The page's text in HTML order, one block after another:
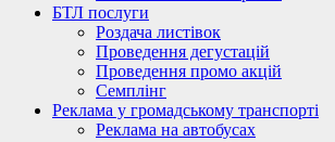
БТЛ послуги
Роздача листівок
Проведення дегустацій
Проведення промо акцій
Семплінг
Реклама у громадському транспорті
Реклама на автобусах